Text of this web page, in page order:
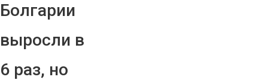
Болгарии
выросли в
6 раз, но